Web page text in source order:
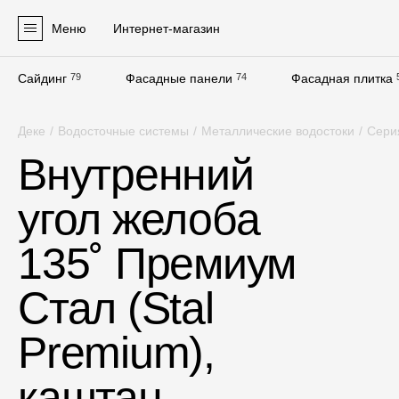
Меню Интернет-магазин
Сайдинг 79 Фасадные панели 74 Фасадная плитка
Сайдинг
Софиты
Фасадные панели
Фасадная плитка
Комплектующие для фасадов
Пленки и мембраны
Деке / Водосточные системы / Металлические водостоки /
Внутренний
угол желоба
135˚ Премиум
Стал (Stal
Premium),